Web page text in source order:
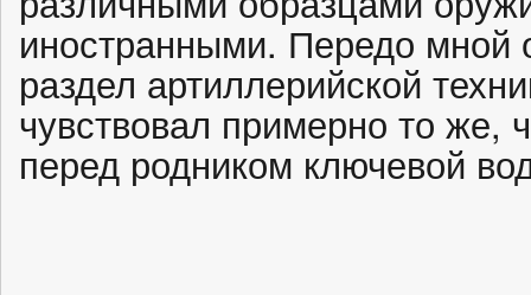
иностранными. Передо мной
раздел артиллерийской
чувствовал примерно то
перед родником ключевой